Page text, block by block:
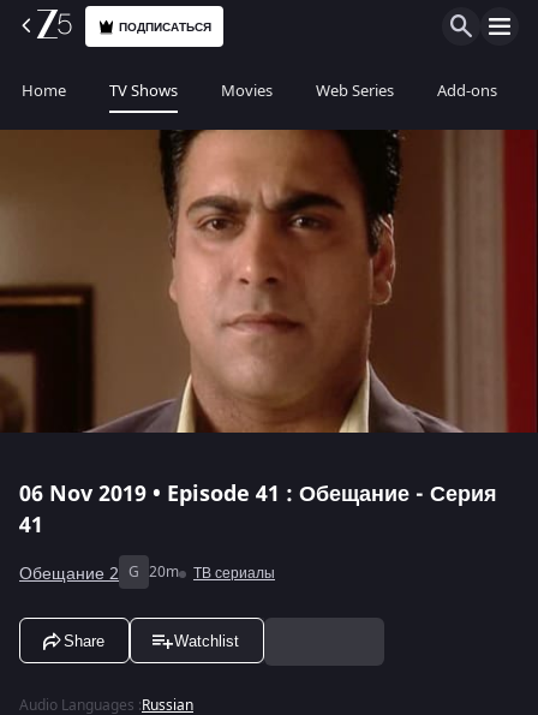
ПОДПИСАТЬСЯ
Home TV Shows Movies Web Series Add-ons
06 Nov 2019 • Episode 41 : Обещание - Серия
41
Обещание 2 G 20m ТВ сериалы
Share Watchlist
Audio Languages :Russian